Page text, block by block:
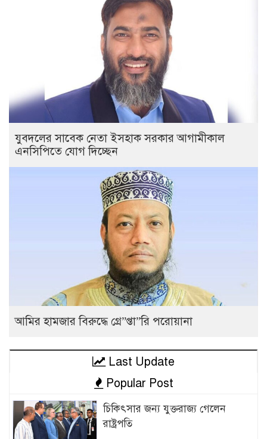
যুবদলের সাবেক নেতা ইসহাক সরকার আগামীকাল
এনসিপিতে যোগ দিচ্ছেন
আমির হামজার বিরুদ্ধে গ্রে”প্তা”রি পরোয়ানা
Last Update
Popular Post
চিকিৎসার জন্য যুক্তরাজ্য গেলেন
রাষ্ট্রপতি